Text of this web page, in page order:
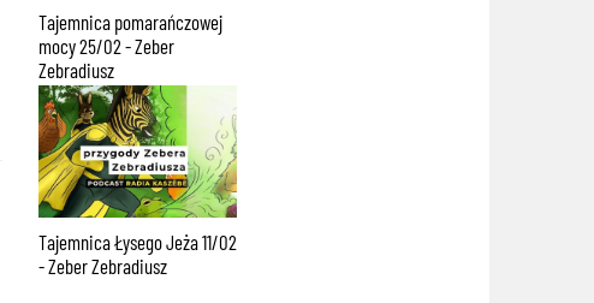
Tajemnica pomarańczowej
mocy 25/02 - Zeber
Zebradiusz
Tajemnica Łysego Jeża 11/02
- Zeber Zebradiusz